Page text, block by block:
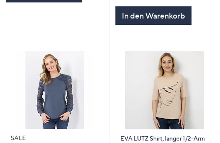
In den Warenkorb
SALE
EVA LUTZ Shirt, langer 1/2-Arm